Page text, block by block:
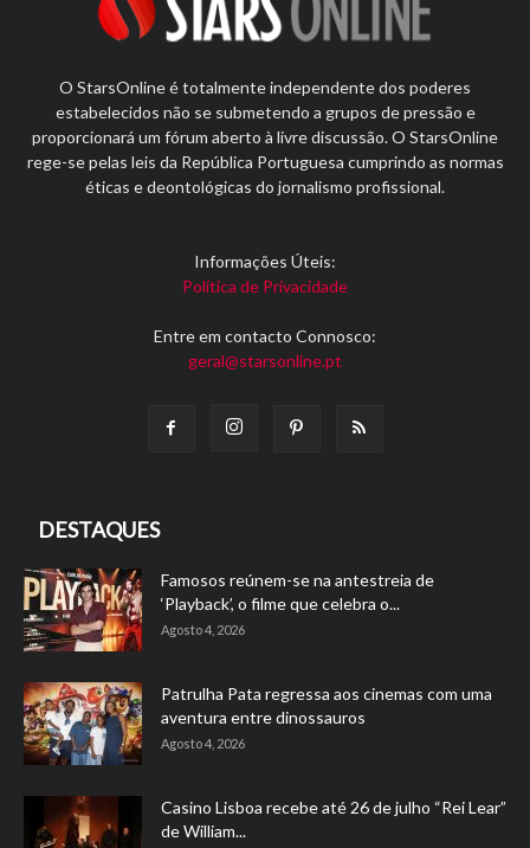
O StarsOnline é totalmente independente dos poderes
estabelecidos não se submetendo a grupos de pressão e
proporcionará um fórum aberto à livre discussão. O StarsOnline
rege-se pelas leis da República Portuguesa cumprindo as normas
éticas e deontológicas do jornalismo profissional.
Informações Úteis:
Política de Privacidade
Entre em contacto Connosco:
geral@starsonline.pt
DESTAQUES
Famosos reúnem-se na antestreia de
‘Playback’, o filme que celebra o...
Agosto 4, 2026
Patrulha Pata regressa aos cinemas com uma
aventura entre dinossauros
Agosto 4, 2026
Casino Lisboa recebe até 26 de julho “Rei Lear”
de William...